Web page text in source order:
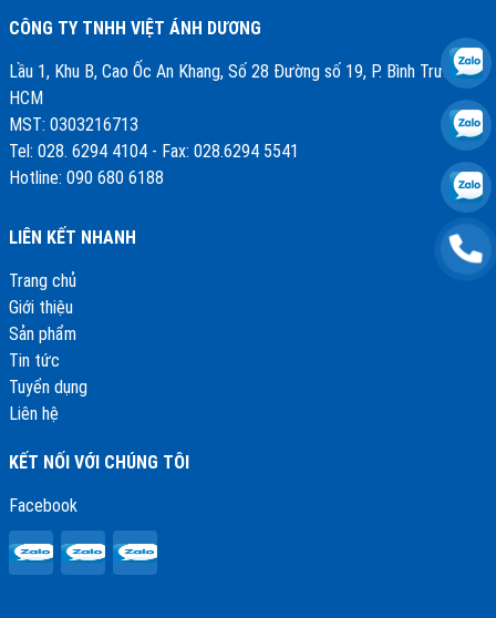
CÔNG TY TNHH VIỆT ÁNH DƯƠNG
Lầu 1, Khu B, Cao Ốc An Khang, Số 28 Đường số 19, P. Bình Trưng,Tp.
HCM
MST: 0303216713
Tel: 028. 6294 4104 - Fax: 028.6294 5541
Hotline: 090 680 6188
LIÊN KẾT NHANH
Trang chủ
Giới thiệu
Sản phẩm
Tin tức
Tuyển dụng
Liên hệ
KẾT NỐI VỚI CHÚNG TÔI
Facebook